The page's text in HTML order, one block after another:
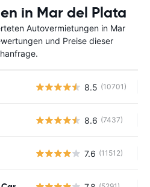
in Mar del Plata
Autovermietungen in Mar
und Preise dieser
8.5 (10701)
8.6 (7437)
7.6 (11512)